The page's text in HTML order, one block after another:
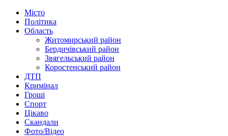
Місто
Політика
Область
Житомирський район
Бердичівський район
Звягельський район
Коростенський район
ДТП
Кримінал
Гроші
Спорт
Цікаво
Скандали
Фото/Відео